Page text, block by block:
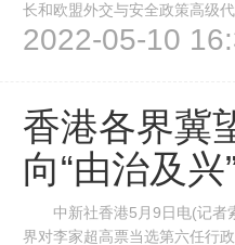
长和欧盟外交与安全政策高级
攻击中国政府涉港政策，表示
2022-05-10
香港各界冀
向“由治及兴
中新社香港5月9日电(记者
界对李家超高票当选第六任行